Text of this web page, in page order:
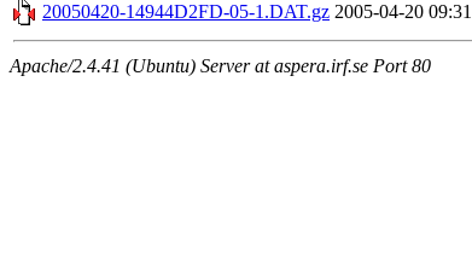
20050420-14944D2FD-05-1.DAT.gz 2005-04-20 09:31
Apache/2.4.41 (Ubuntu) Server at aspera.irf.se Port 80